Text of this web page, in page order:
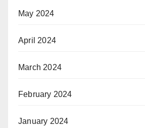
May 2024
April 2024
March 2024
February 2024
January 2024